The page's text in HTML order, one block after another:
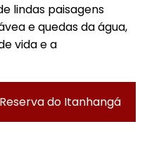
lindas paisagens
e quedas da água,
vida e a
Reserva do Itanhangá